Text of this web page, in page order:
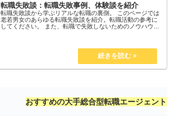
転職失敗談：転職失敗事例、体験談を紹介
転職失敗談から学ぶリアルな転職の裏側。 このページでは
老若男女のあらゆる転職失敗談を紹介。転職活動の参考に
してください。 また、転職で失敗しないためのノウハウ
おすすめの大手総合型転職エージェント